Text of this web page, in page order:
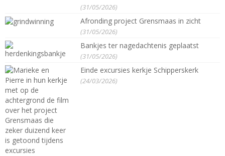
(31/05/2026)
Afronding project Grensmaas in zicht
(31/05/2026)
Bankjes ter nagedachtenis geplaatst
(31/05/2026)
Einde excursies kerkje Schipperskerk
(24/03/2026)